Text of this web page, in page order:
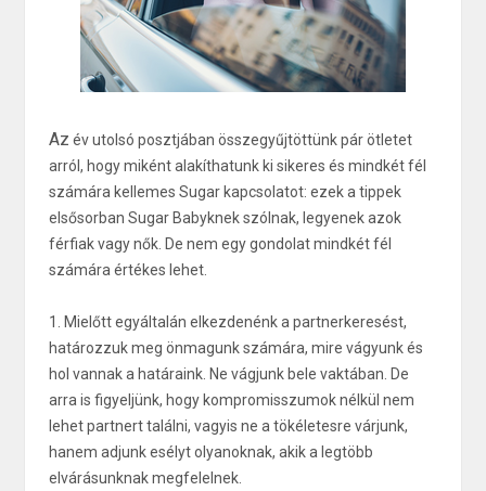
Az év utolsó posztjában összegyűjtöttünk pár ötletet
arról, hogy miként alakíthatunk ki sikeres és mindkét fél
számára kellemes Sugar kapcsolatot: ezek a tippek
elsősorban Sugar Babyknek szólnak, legyenek azok
férfiak vagy nők. De nem egy gondolat mindkét fél
számára értékes lehet.
1. Mielőtt egyáltalán elkezdenénk a partnerkeresést,
határozzuk meg önmagunk számára, mire vágyunk és
hol vannak a határaink. Ne vágjunk bele vaktában. De
arra is figyeljünk, hogy kompromisszumok nélkül nem
lehet partnert találni, vagyis ne a tökéletesre várjunk,
hanem adjunk esélyt olyanoknak, akik a legtöbb
elvárásunknak megfelelnek.